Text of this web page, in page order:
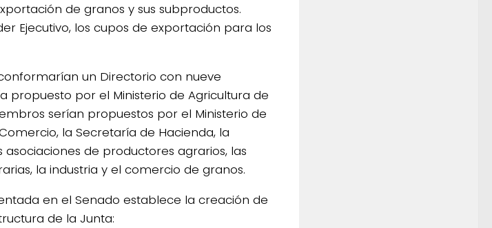
de granos y sus subproductos.
Ejecutivo, los cupos de exportación para los
un Directorio con nueve
propuesto por el Ministerio de Agricultura de
serían propuestos por el Ministerio de
la Secretaría de Hacienda, la
de productores agrarios, las
la industria y el comercio de granos.
en el Senado establece la creación de
de la Junta: